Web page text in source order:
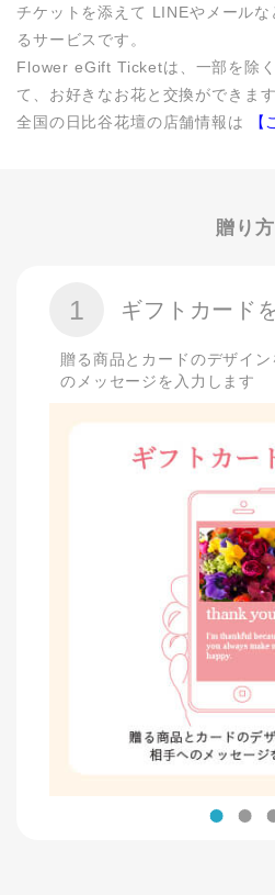
チケットを添えて LINEやメールな
るサービスです。
Flower eGift Ticketは、一部を除
て、お好きなお花と交換ができます
全国の日比谷花壇の店舗情報は
【
贈り方
1 ギフトカード
贈る商品とカードのデザイ
のメッセージを入力します